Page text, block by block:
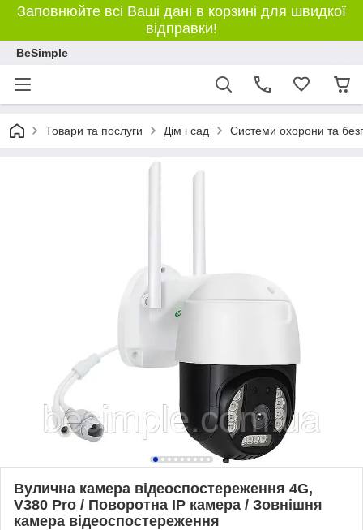
Заповнюйте всі Ваші дані в корзині для швидкої
відправки!
BeSimple
Товари та послуги Дім і сад Системи охорони та
Вулична камера відеоспостереження 4G,
V380 Pro / Поворотна IP камера / Зовнішня
камера відеоспостереження